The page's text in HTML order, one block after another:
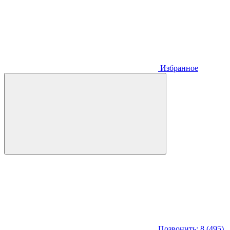
Избранное